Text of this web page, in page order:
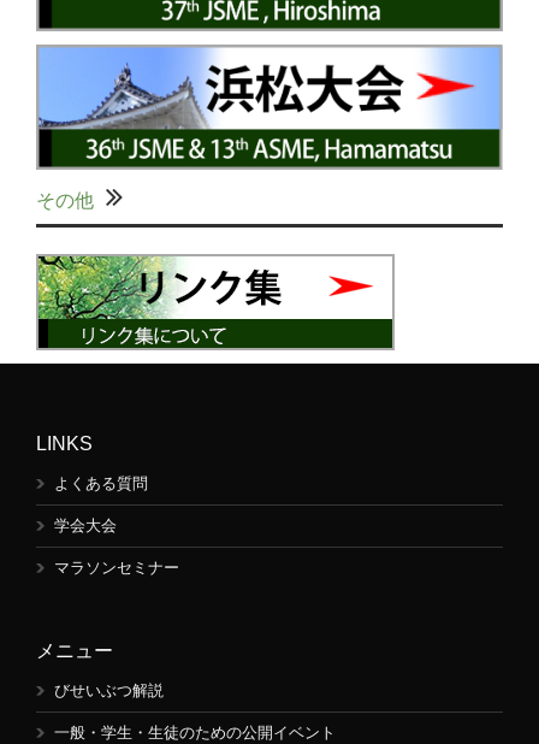
その他
LINKS
よくある質問
学会大会
マラソンセミナー
メニュー
びせいぶつ解説
一般・学生・生徒のための公開イベント